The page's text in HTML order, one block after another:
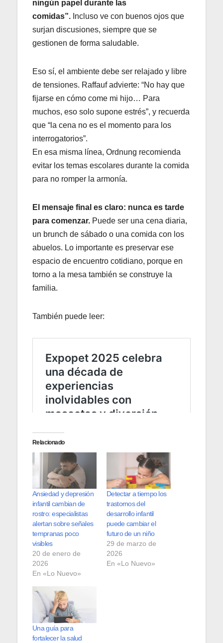
ningún papel durante las
comidas”. Incluso ve con buenos ojos que
surjan discusiones, siempre que se
gestionen de forma saludable.
Eso sí, el ambiente debe ser relajado y libre
de tensiones. Raffauf advierte: “No hay que
fijarse en cómo come mi hijo… Para
muchos, eso solo supone estrés”, y recuerda
que “la cena no es el momento para los
interrogatorios”.
En esa misma línea, Ordnung recomienda
evitar los temas escolares durante la comida
para no romper la armonía.
El mensaje final es claro: nunca es tarde
para comenzar. Puede ser una cena diaria,
un brunch de sábado o una comida con los
abuelos. Lo importante es preservar ese
espacio de encuentro cotidiano, porque en
torno a la mesa también se construye la
familia.
También puede leer:
Relacionado
Ansiedad y depresión
infantil cambian de
rostro: especialistas
alertan sobre señales
tempranas poco
visibles
20 de enero de
2026
En «Lo Nuevo»
Detectar a tiempo los
trastornos del
desarrollo infantil
puede cambiar el
futuro de un niño
29 de marzo de
2026
En «Lo Nuevo»
Una guía para
fortalecer la salud